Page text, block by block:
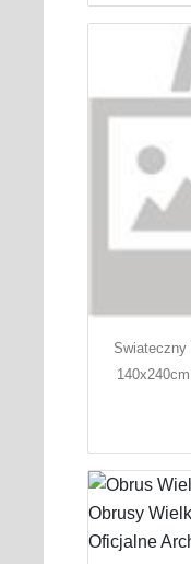
Swiateczny